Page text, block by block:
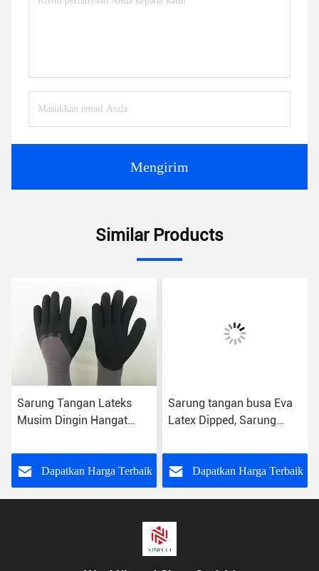
Mengirim
Similar Products
Sarung Tangan Lateks
Musim Dingin Hangat
Stitch Great Grip Capacity
Dapatkan Harga Terbaik
Sarung tangan busa Eva
Latex Dipped, Sarung
Knitting Bernapas
Dapatkan Harga Terbaik